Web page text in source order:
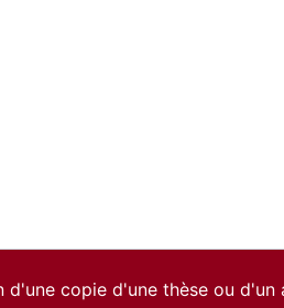
d'une copie d'une thèse ou